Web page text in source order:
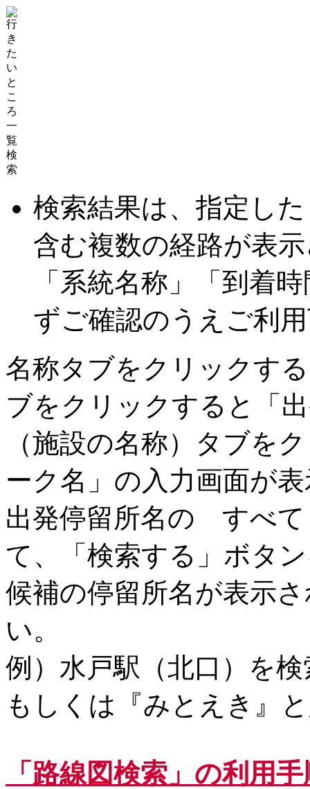
検索結果は、指定し
含む複数の経路が表
「系統名称」「到着
ずご確認のうえご利
名称タブをクリックす
ブをクリックすると「
（施設の名称）タブを
ーク名」の入力画面が
出発停留所名の すべ
て、「検索する」ボタ
候補の停留所名が表示
い。
例）水戸駅（北口）を
もしくは『みとえき』
「路線図検索」の利用